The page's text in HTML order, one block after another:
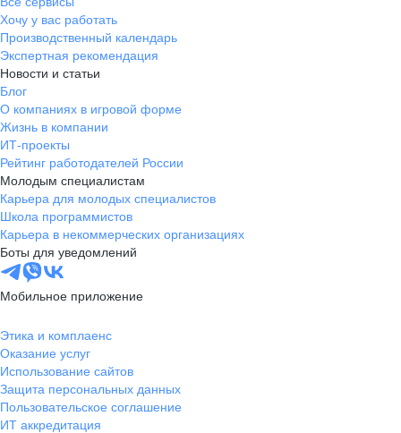
Хочу у вас работать
Производственный календарь
Экспертная рекомендация
Новости и статьи
Блог
О компаниях в игровой форме
Жизнь в компании
ИТ-проекты
Рейтинг работодателей России
Молодым специалистам
Карьера для молодых специалистов
Школа программистов
Карьера в некоммерческих организациях
Боты для уведомлений
Мобильное приложение
Этика и комплаенс
Оказание услуг
Использование сайтов
Защита персональных данных
Пользовательское соглашение
ИТ аккредитация